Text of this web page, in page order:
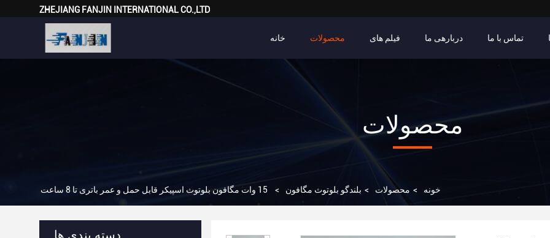
ZHEJIANG FANJIN INTERNATIONAL CO.,LTD
خانه محصولات فیلم های دربارهی ما تماس با ما
محصولات
خونه > محصولات > بلندگو بلوتوث مگافون > 15 وات مگافون بلوتوث اسپیکر قابل حمل و عمر باتری تا 8 ساعت
دسته بندی ها